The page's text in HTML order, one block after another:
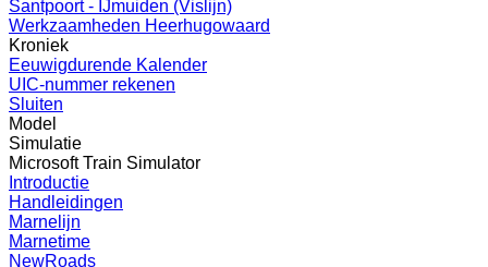
Santpoort - IJmuiden (Vislijn)
Werkzaamheden Heerhugowaard
Kroniek
Eeuwigdurende Kalender
UIC-nummer rekenen
Sluiten
Model
Simulatie
Microsoft Train Simulator
Introductie
Handleidingen
Marnelijn
Marnetime
NewRoads